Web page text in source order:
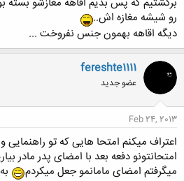
رو شیشه مغازه اش..
دیگه اقاهه بهمون جنس نفروخت ...
fereshte1111
عضو جدید
Feb 24, 2013
اعتراف میکنم امتحا هایی که تو راهنمایی
امتحانتونو دفعه بعد با امضای پدر مادر
میگرفتم امضای مامانمو جعل میکردم